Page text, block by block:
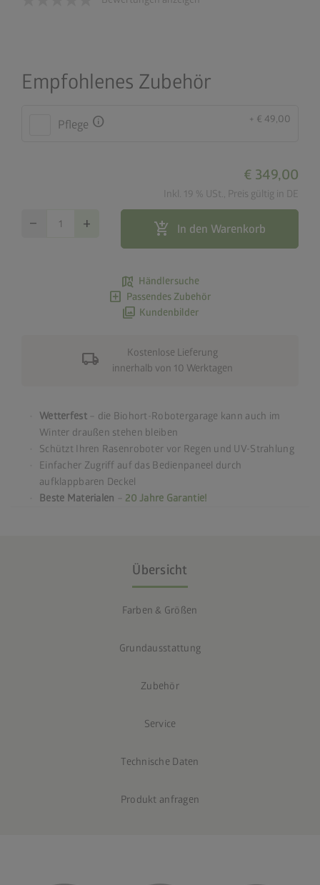
Empfohlenes Zubehör
Pflege info + € 49,00
€ 349,00
Inkl. 19 % USt., Preis gültig in DE
remove add add_shopping_cart In den Warenkorb
map_search Händlersuche
add_box Passendes Zubehör
photo_library Kundenbilder
local_shipping
Kostenlose Lieferung
innerhalb von 10 Werktagen
Wetterfest– die Biohort-Robotergarage kann auch im
Winter draußen stehen bleiben
Schützt Ihren Rasenroboter vor Regen und UV-Strahlung
Einfacher Zugriff auf das Bedienpaneel durch
aufklappbaren Deckel
Beste Materialen
20 Jahre Garantie!
Übersicht
Farben & Größen
Grundausstattung
Zubehör
Service
Technische Daten
Produkt anfragen